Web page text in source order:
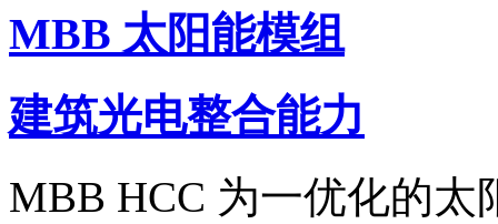
MBB 太阳能模组
建筑光电整合能力
MBB HCC 为一优化的